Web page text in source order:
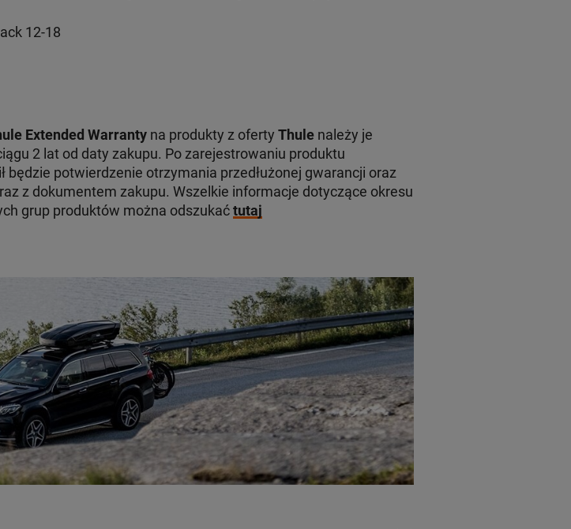
12-18
Extended Warrantyna produkty z oferty Thulenależy je
2 lat od daty zakupu. Po zarejestrowaniu produktu
będzie potwierdzenie otrzymania przedłużonej gwarancji oraz
z dokumentem zakupu. Wszelkie informacje dotyczące okresu
grup produktów można odszukaćtutaj